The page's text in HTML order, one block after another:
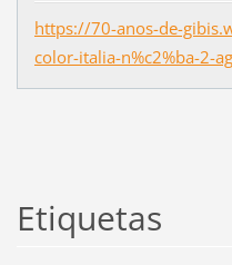
https://70-anos-de-
color-italia-n%c2%ba-2-
Etiquetas